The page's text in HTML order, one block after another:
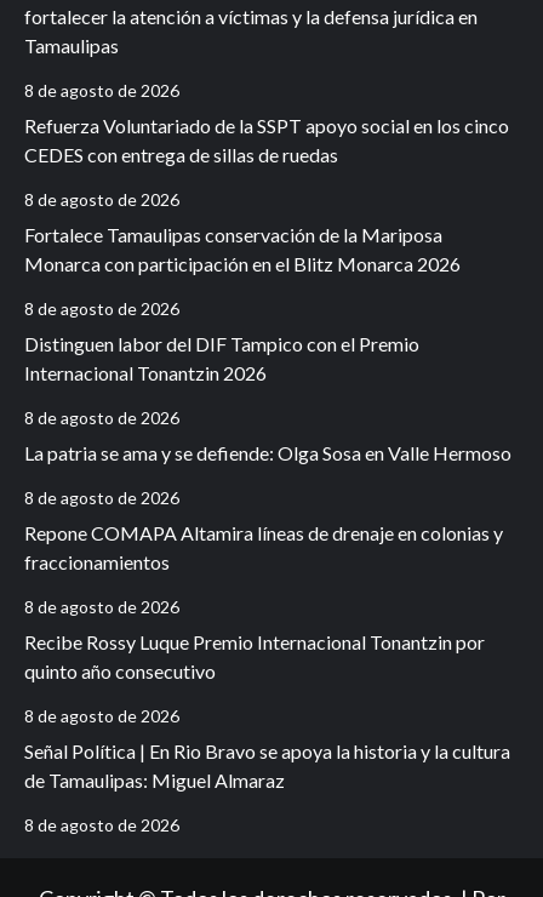
fortalecer la atención a víctimas y la defensa jurídica en
Tamaulipas
8 de agosto de 2026
Refuerza Voluntariado de la SSPT apoyo social en los cinco
CEDES con entrega de sillas de ruedas
8 de agosto de 2026
Fortalece Tamaulipas conservación de la Mariposa
Monarca con participación en el Blitz Monarca 2026
8 de agosto de 2026
Distinguen labor del DIF Tampico con el Premio
Internacional Tonantzin 2026
8 de agosto de 2026
La patria se ama y se defiende: Olga Sosa en Valle Hermoso
8 de agosto de 2026
Repone COMAPA Altamira líneas de drenaje en colonias y
fraccionamientos
8 de agosto de 2026
Recibe Rossy Luque Premio Internacional Tonantzin por
quinto año consecutivo
8 de agosto de 2026
Señal Política | En Rio Bravo se apoya la historia y la cultura
de Tamaulipas: Miguel Almaraz
8 de agosto de 2026